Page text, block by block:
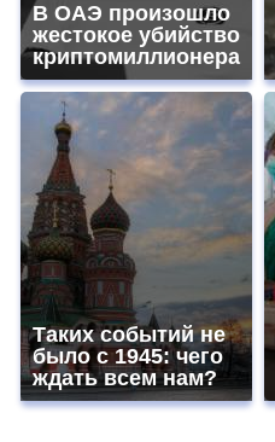
В ОАЭ произошло
жестокое убийство
криптомиллионера
Таких событий не
было с 1945: чего
ждать всем нам?